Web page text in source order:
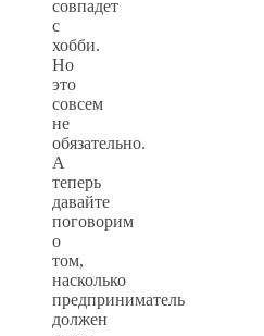
совпадет
с
хобби.
Но
это
совсем
не
обязательно.
А
теперь
давайте
поговорим
о
том,
насколько
предприниматель
должен